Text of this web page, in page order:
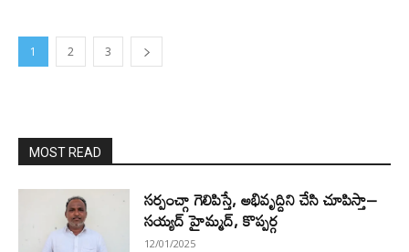
1 2 3
MOST READ
సర్పంచ్గా గెలిపిస్తే, అభివృద్దిని చేసి చూపిస్తా–
సయ్యద్ హైమ్మద్, కొప్పర్గ
12/01/2025